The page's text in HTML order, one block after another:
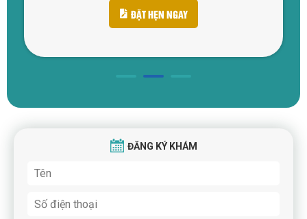
ĐẶT HẸN NGAY
ĐĂNG KÝ KHÁM